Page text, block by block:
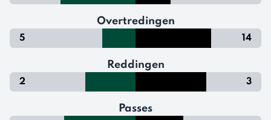
Overtredingen
5 14
Reddingen
2 3
Passes